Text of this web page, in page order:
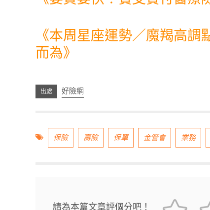
《本周星座運勢／魔羯高
而為》
好險網
保險 壽險 保單 金管會 業務
請為本篇文章評個分吧！